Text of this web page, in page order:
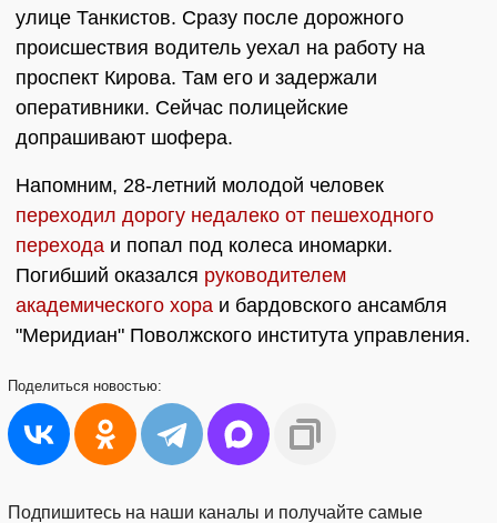
улице Танкистов. Сразу после дорожного
происшествия водитель уехал на работу на
проспект Кирова. Там его и задержали
оперативники. Сейчас полицейские
допрашивают шофера.
Напомним, 28-летний молодой человек
переходил дорогу недалеко от пешеходного
перехода и попал под колеса иномарки.
Погибший оказался руководителем
академического хора и бардовского ансамбля
"Меридиан" Поволжского института управления.
Поделиться новостью:
Подпишитесь на наши каналы и получайте самые